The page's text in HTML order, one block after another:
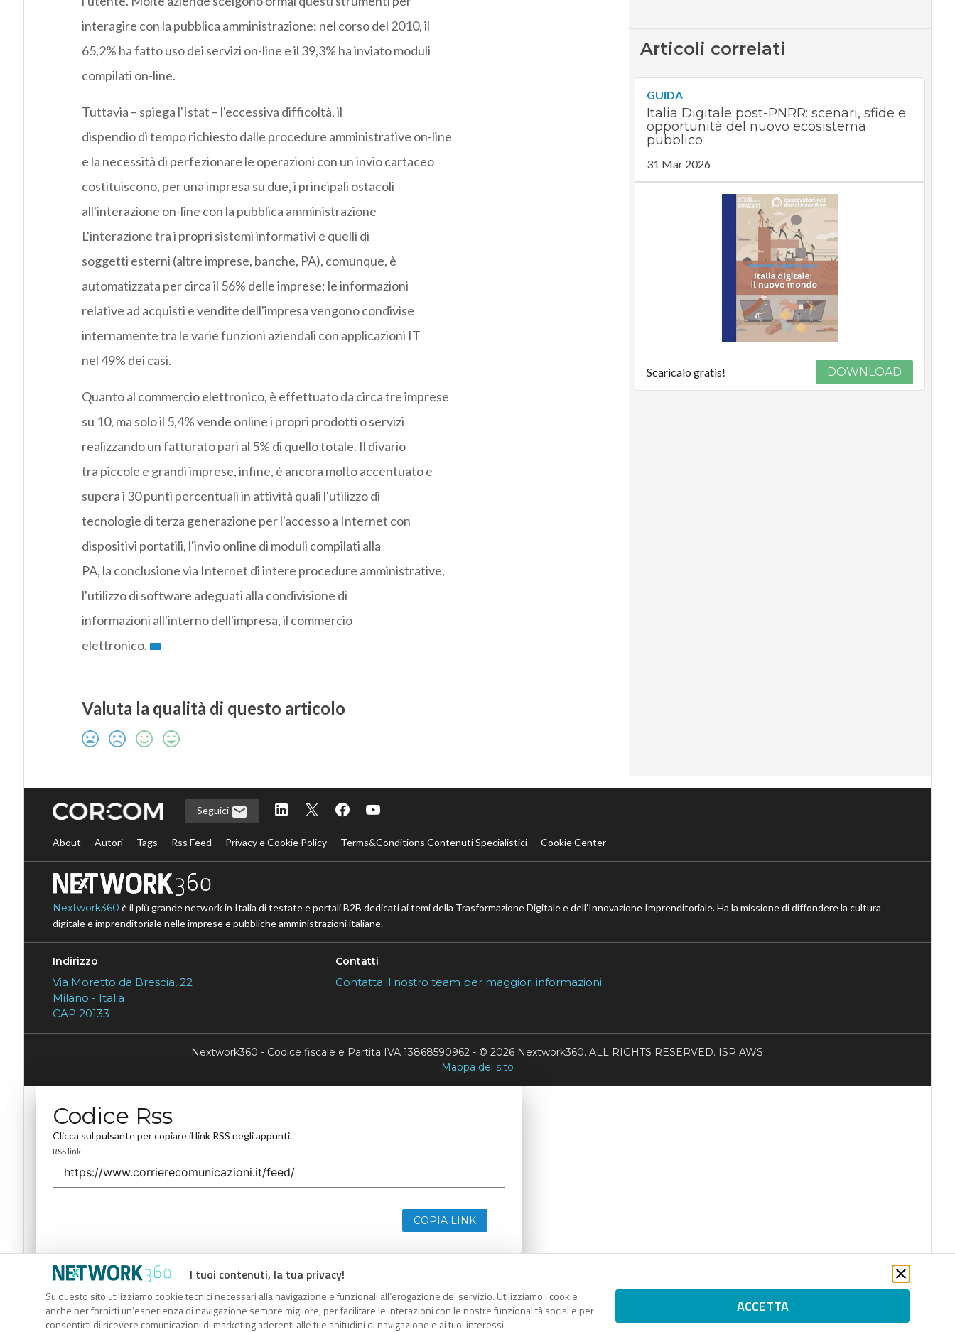
interagire con la pubblica amministrazione: nel corso del 2010, il
65,2% ha fatto uso dei servizi on-line e il 39,3% ha inviato moduli
compilati on-line.
Tuttavia – spiega l'Istat – l'eccessiva difficoltà, il
dispendio di tempo richiesto dalle procedure amministrative on-line
e la necessità di perfezionare le operazioni con un invio cartaceo
costituiscono, per una impresa su due, i principali ostacoli
all'interazione on-line con la pubblica amministrazione
L'interazione tra i propri sistemi informativi e quelli di
soggetti esterni (altre imprese, banche, PA), comunque, è
automatizzata per circa il 56% delle imprese; le informazioni
relative ad acquisti e vendite dell'impresa vengono condivise
internamente tra le varie funzioni aziendali con applicazioni IT
nel 49% dei casi.
Quanto al commercio elettronico, è effettuato da circa tre imprese
su 10, ma solo il 5,4% vende online i propri prodotti o servizi
realizzando un fatturato pari al 5% di quello totale. Il divario
tra piccole e grandi imprese, infine, è ancora molto accentuato e
supera i 30 punti percentuali in attività quali l'utilizzo di
tecnologie di terza generazione per l'accesso a Internet con
dispositivi portatili, l'invio online di moduli compilati alla
PA, la conclusione via Internet di intere procedure amministrative,
l'utilizzo di software adeguati alla condivisione di
informazioni all'interno dell'impresa, il commercio
elettronico.
Valuta la qualità di questo articolo
Articoli correlati
GUIDA
Italia Digitale post-PNRR: scenari, sfide e
opportunità del nuovo ecosistema
pubblico
31 Mar 2026
Scaricalo gratis! DOWNLOAD
I tuoi contenuti, la tua privacy!
Su questo sito utilizziamo cookie tecnici necessari alla navigazione e funzionali all’erogazione del servizio. Utilizziamo i cookie
anche per fornirti un’esperienza di navigazione sempre migliore, per facilitare le interazioni con le nostre funzionalità social e per
consentirti di ricevere comunicazioni di marketing aderenti alle tue abitudini di navigazione e ai tuoi interessi.
ACCETTA
Seguici
About Autori Tags Rss Feed Privacy e Cookie Policy Terms&Conditions Contenuti Specialistici Cookie Center
Nextwork360 è il più grande network in Italia di testate e portali B2B dedicati ai temi della Trasformazione Digitale e dell’Innovazione Imprenditoriale. Ha la missione di diffondere la cultura
digitale e imprenditoriale nelle imprese e pubbliche amministrazioni italiane.
Indirizzo
Via Moretto da Brescia, 22
Milano - Italia
CAP 20133
Contatti
Contatta il nostro team per maggiori informazioni
Nextwork360 - Codice fiscale e Partita IVA 13868590962 - © 2026 Nextwork360. ALL RIGHTS RESERVED. ISP AWS
Mappa del sito
Codice Rss
Clicca sul pulsante per copiare il link RSS negli appunti.
RSS link
COPIA LINK
Codice Rss
Clicca sul pulsante per copiare il link RSS negli appunti.
RSS link